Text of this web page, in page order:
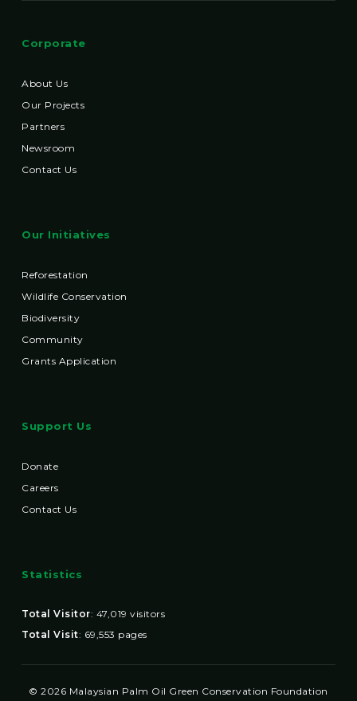
Corporate
About Us
Our Projects
Partners
Newsroom
Contact Us
Our Initiatives
Reforestation
Wildlife Conservation
Biodiversity
Community
Grants Application
Support Us
Donate
Careers
Contact Us
Statistics
Total Visitor: 47,019 visitors
Total Visit: 69,553 pages
© 2026 Malaysian Palm Oil Green Conservation Foundation